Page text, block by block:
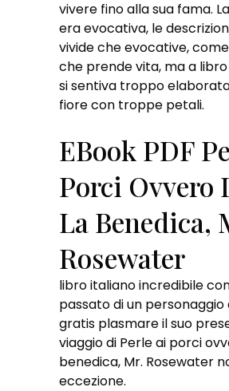
vivere fino alla sua fama.
era evocativa, le
vivide che evocative,
che prende vita, ma a
si sentiva troppo
fiore con troppe petali.
EBook PDF
Porci Ovvero
La Benedica,
Rosewater
libro italiano incredibile
passato di un personaggio
gratis plasmare il suo
viaggio di Perle ai porci
benedica, Mr. Rosewater
eccezione.